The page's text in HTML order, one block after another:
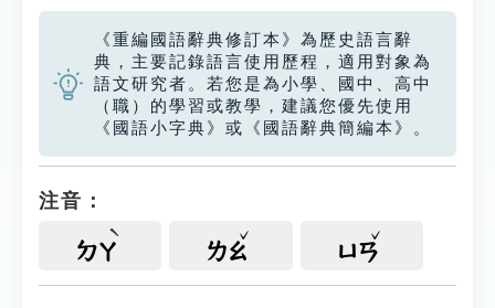
《重編國語辭典修訂本》為歷史語言辭
典，主要記錄語言使用歷程，適用對象為
語文研究者。若您是為小學、國中、高中
（職）的學習或教學，建議您優先使用
《國語小字典》或《國語辭典簡編本》。
注音：
ㄉㄚ ㄌㄠ ㄩㄢ